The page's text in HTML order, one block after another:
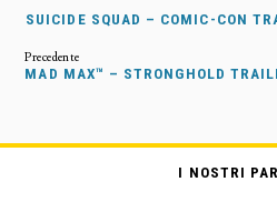
SUICIDE SQUAD – COMIC-CON
MAD MAX™ – STRONGHOLD
I NOSTRI